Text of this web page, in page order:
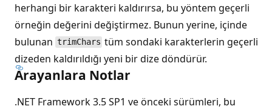
herhangi bir karakteri kaldırırsa, bu yöntem geçerli
örneğin değerini değiştirmez. Bunun yerine, içinde
bulunan trimChars tüm sondaki karakterlerin geçerli
dizeden kaldırıldığı yeni bir dize döndürür.
Arayanlara Notlar
.NET Framework 3.5 SP1 ve önceki sürümleri, bu